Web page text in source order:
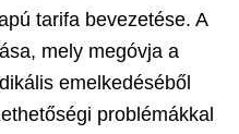
tarifa bevezetése. A
mely megóvja a
emelkedéséből
problémákkal